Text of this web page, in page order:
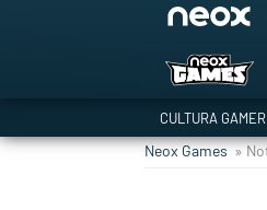
CULTURA GAMER
Neox Games »